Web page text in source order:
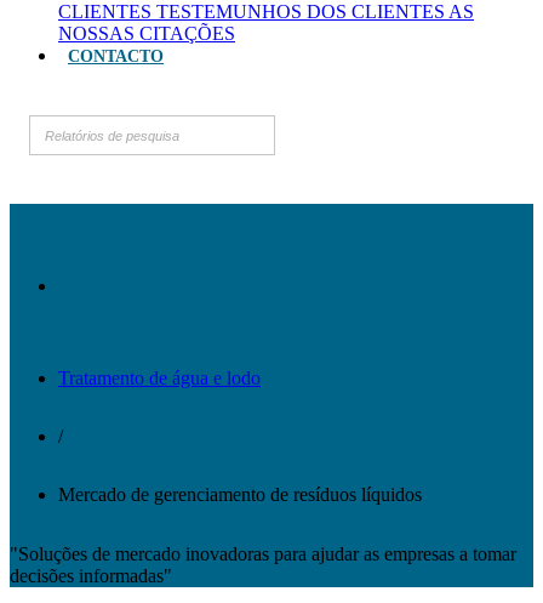
CLIENTES TESTEMUNHOS DOS CLIENTES AS
NOSSAS CITAÇÕES
CONTACTO
Tratamento de água e lodo
/
Mercado de gerenciamento de resíduos líquidos
"Soluções de mercado inovadoras para ajudar as empresas a tomar
decisões informadas"